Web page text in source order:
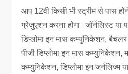
आप 12वी किसी भी स्ट्रीम से पास
ग्रेजुएशन करना होगा।जॉर्नलिस्ट
डिप्लोमा इन मास कम्युनिकेशन,
पीजी डिप्लोमा इन मास कम्युनिकेशन,
कम्युनिकेशन, डिप्लोमा इन जर्नलिज्म